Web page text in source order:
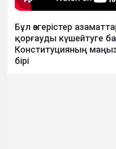
Бұл өзгерістер
қорғауды күшейтуге
Конституцияның
бірі